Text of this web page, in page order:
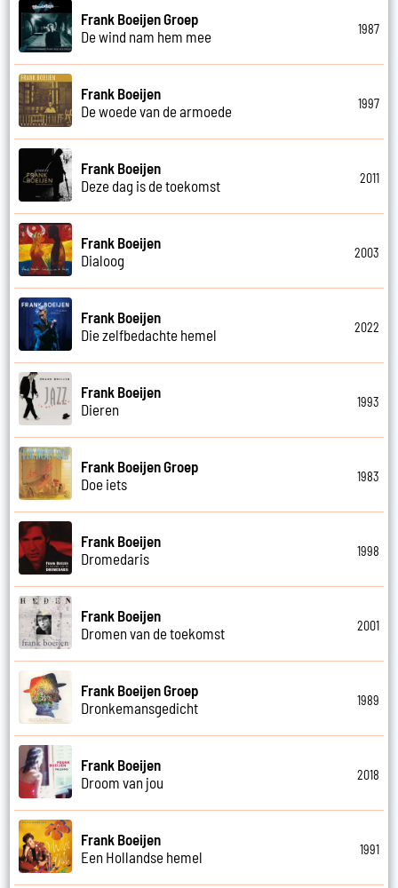
Frank Boeijen Groep
De wind nam hem mee
1987
Frank Boeijen
De woede van de armoede
1997
Frank Boeijen
Deze dag is de toekomst
2011
Frank Boeijen
Dialoog
2003
Frank Boeijen
Die zelfbedachte hemel
2022
Frank Boeijen
Dieren
1993
Frank Boeijen Groep
Doe iets
1983
Frank Boeijen
Dromedaris
1998
Frank Boeijen
Dromen van de toekomst
2001
Frank Boeijen Groep
Dronkemansgedicht
1989
Frank Boeijen
Droom van jou
2018
Frank Boeijen
Een Hollandse hemel
1991